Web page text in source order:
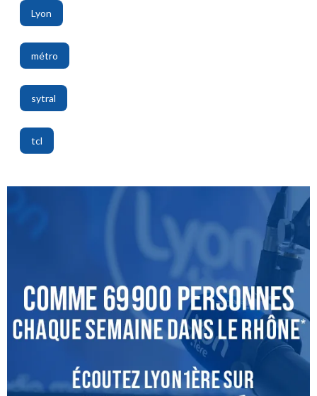
Lyon
,
métro
,
sytral
,
tcl